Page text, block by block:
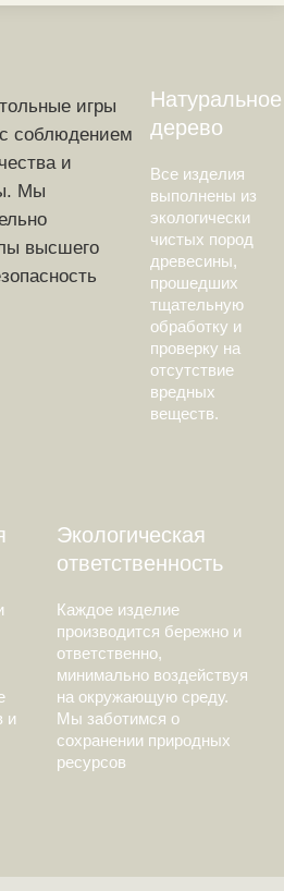
игры
соблюдением
и
Мы
высшего
Натуральное
дерево
Все изделия
выполнены из
экологически
чистых пород
древесины,
прошедших
тщательную
обработку и
проверку на
отсутствие
вредных
веществ.
и
Экологическая
ответственность
Каждое изделие
производится бережно и
ответственно,
минимально воздействуя
на окружающую среду.
Мы заботимся о
сохранении природных
ресурсов